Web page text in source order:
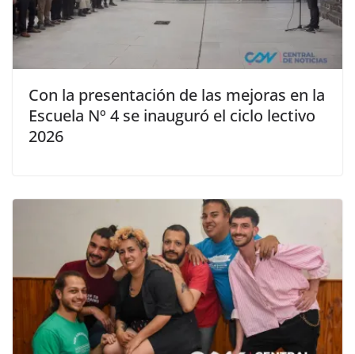
Con la presentación de las mejoras en la
Escuela Nº 4 se inauguró el ciclo lectivo
2026